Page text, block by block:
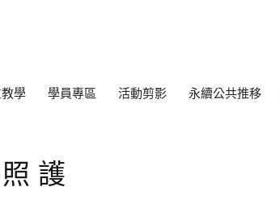
學 學員專區 活動剪影 永續公共推移
護